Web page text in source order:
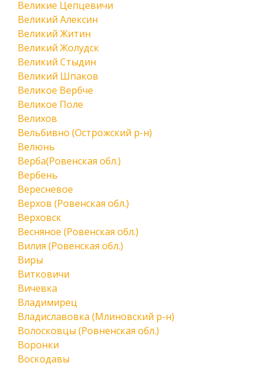
Великие Цепцевичи
Великий Алексин
Великий Житин
Великий Жолудск
Великий Стыдин
Великий Шпаков
Великое Вербче
Великое Поле
Велихов
Вельбивно (Острожский р-н)
Велюнь
Верба(Ровенская обл.)
Вербень
Вересневое
Верхов (Ровенская обл.)
Верховск
Весняное (Ровенская обл.)
Вилия (Ровенская обл.)
Виры
Витковичи
Вичевка
Владимирец
Владиславовка (Млиновский р-н)
Волосковцы (Ровненская обл.)
Воронки
Воскодавы